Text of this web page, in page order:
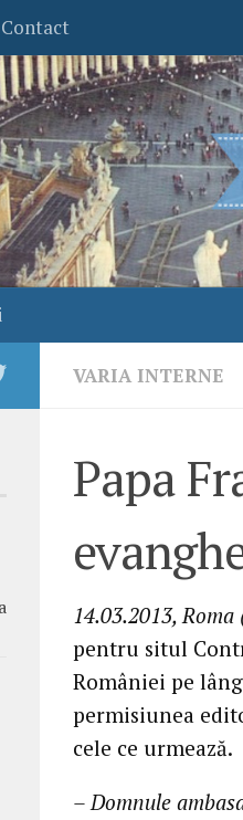
Contact
VARIA INTERNE
Papa
14.03.2013,
pentru situl
României pe
permisiunea
cele ce urmează.
– Domnule